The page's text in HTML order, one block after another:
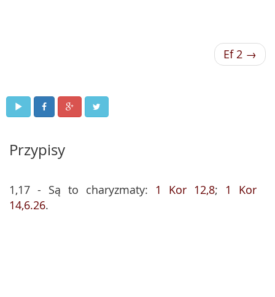
Ef 2 →
Przypisy
1,17 - Są to charyzmaty: 1 Kor 12,8; 1 Kor
14,6.26.